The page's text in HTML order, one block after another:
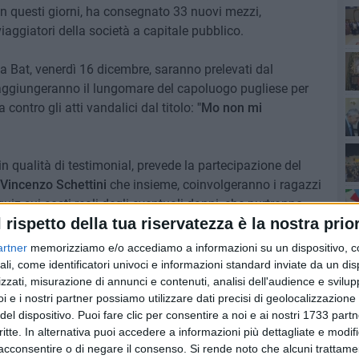
rispetto della tua riservatezza è la nostra
memorizziamo e/o accediamo a informazioni su un dispositivo,
come identificatori univoci e informazioni standard inviate da un
misurazione di annunci e contenuti, analisi dell'audience e
e i nostri partner possiamo utilizzare dati precisi di
dispositivo. Puoi fare clic per consentire a noi e ai nostri 1733
In alternativa puoi accedere a informazioni più dettagliate e
o di negare il consenso. Si rende noto che alcuni
questi giorni, ha consegnato 33 nuovi mezzi,
della società a capitale pubblico.
venerdì 16 dicembre, saranno prelevati dal
il lungomare del capoluogo pugliese per
contro gli atti vandalici dal titolo: "Mo non mi
qualità di testimonial, prevede la partecipazione del
Vincenzo Schettini che insieme, coinvolgeranno i ragazzi
sui costi reali degli eventuali danni, che purtroppo
vetri, ecc.
dei vertici aziendali della Stp unprogetto riservato a
e della Batper diffondere la cultura della cosa
pubblici su cui viaggiamo sono nostri e, come tali,
stato possibile.